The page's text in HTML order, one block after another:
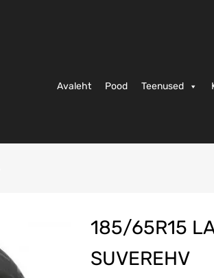
Avaleht Pood Teenused
185/65R15
SUVEREHV